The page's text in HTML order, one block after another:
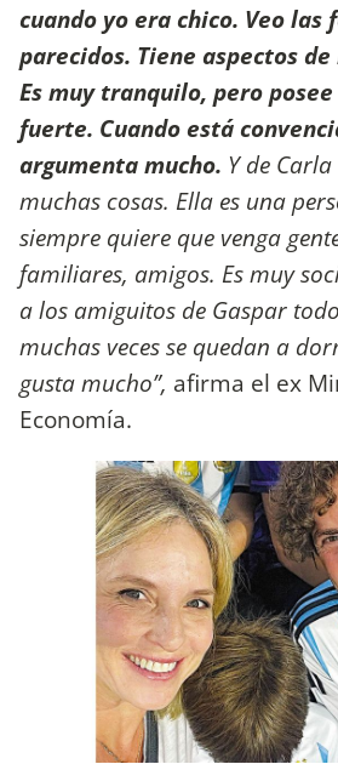
cuando yo era chico. Veo las
parecidos. Tiene aspectos
Es muy tranquilo, pero
fuerte. Cuando está
argumenta mucho. Y de
muchas cosas. Ella es una
siempre quiere que venga
familiares, amigos. Es muy
a los amiguitos de Gaspar
muchas veces se quedan a
gusta mucho”, afirma el ex
Economía.